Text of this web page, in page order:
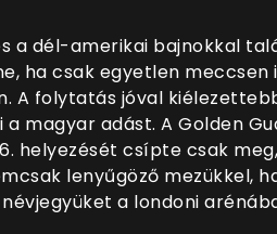
a dél-amerikai bajnokkal
ha csak egyetlen meccsen
A folytatás jóval
magyar adást. A Golden
helyezését csípte csak
lenyűgöző mezükkel,
a londoni